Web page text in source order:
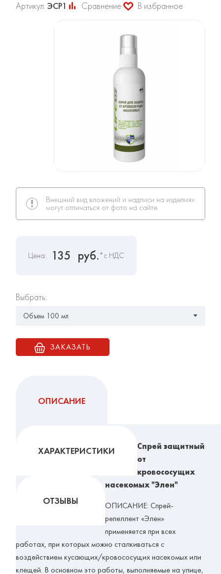
Артикул: ЭСР1 Сравнение В избранное
Внешний вид вложений и надписи на изделиях
могут отличаться от фото на сайте
Цена: 135 руб.*с НДС
Выбрать:
ЗАКАЗАТЬ
ОПИСАНИЕ
ХАРАКТЕРИСТИКИ
ОТЗЫВЫ
Спрей защитный
от
кровососущих
насекомых "Элен"
ОПИСАНИЕ: Спрей-
репеллент «Элен»
применяется при всех
работах, при которых можно сталкиваться с
воздействием кусающих/кровососущих насекомых или
клещей. В основном это работы, выполняемые на улице,